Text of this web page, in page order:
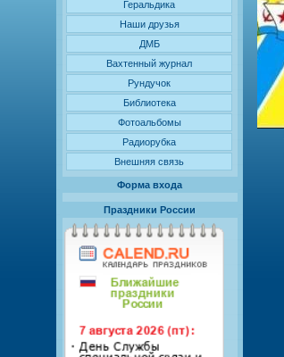
Геральдика
Наши друзья
ДМБ
Вахтенный журнал
Рундучок
Библиотека
Фотоальбомы
Радиорубка
Внешняя связь
Форма входа
Праздники России